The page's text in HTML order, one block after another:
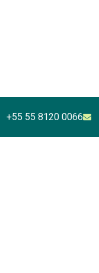
+55 55 8120 0066